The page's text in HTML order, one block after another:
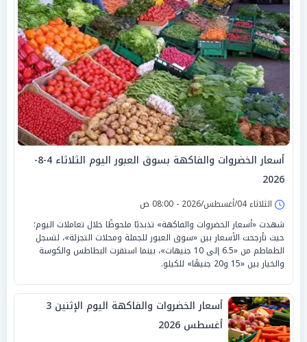
أسعار الخضروات والفاكهة بسوق العبور اليوم الثلاثاء 4-8-
2026
الثلاثاء 04/أغسطس/2026 - 08:00 ص
شهدت «أسعار الخضروات والفاكهة» تذبذبًا ملحوظًا خلال تعاملات اليوم؛
حيث تأرجحت الأسعار بين «سوق العبور للجملة ومحلات التجزئة»، لتسجل
الطماطم من «6.5 إلى 10 جنيهات»، بينما استقرت البطاطس والكوسة
والخيار بين «15 و20 جنيهًا» للكيلو.
أسعار الخضروات والفاكهة اليوم الإثنين 3
أغسطس 2026